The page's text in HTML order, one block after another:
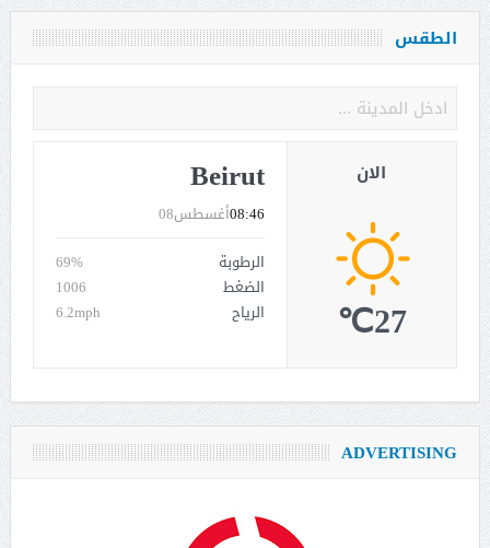
الطقس
Beirut
أغسطس0808:46
الرطوبة
69%
الضغط
1006
الرياح
6.2mph
الان
27℃
ADVERTISING